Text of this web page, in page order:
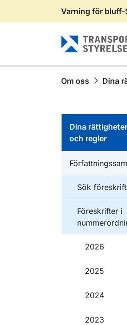
Gå till sidans innehåll
Varning för bluff-
Om oss Dina
Dina
och regler
Sök
Föreskrifter i
2026
2025
2024
2023